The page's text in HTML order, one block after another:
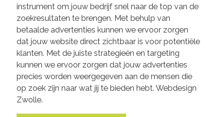
instrument om jouw bedrijf snel naar de top van de
zoekresultaten te brengen. Met behulp van
betaalde advertenties kunnen we ervoor zorgen
dat jouw website direct zichtbaar is voor potentiële
klanten. Met de juiste strategieën en targeting
kunnen we ervoor zorgen dat jouw advertenties
precies worden weergegeven aan de mensen die
op zoek zijn naar wat jij te bieden hebt. Webdesign
Zwolle.